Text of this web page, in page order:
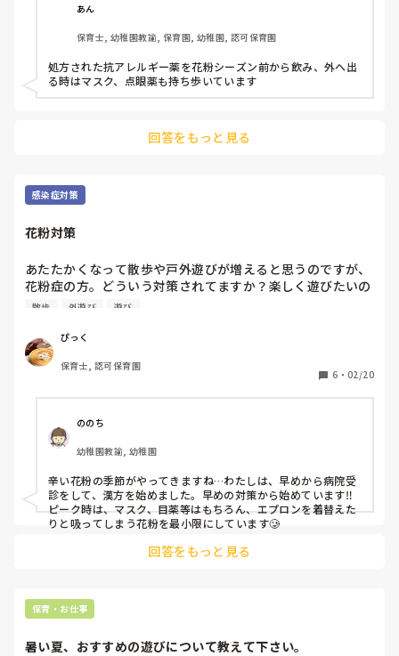
あん
保育士, 幼稚園教諭, 保育園, 幼稚園, 認可保育園
処方された抗アレルギー薬を花粉シーズン前から飲み、外へ出
る時はマスク、点眼薬も持ち歩いています
回答をもっと見る
感染症対策
花粉対策
あたたかくなって散歩や戸外遊びが増えると思うのですが、
花粉症の方。どういう対策されてますか？楽しく遊びたいの
にどうしても鼻が痒かったり、目が痒かったり、頭痛がした
散歩 外遊び 遊び
ぴっく
保育士, 認可保育園
6 ・ 02/20
ののち
幼稚園教諭, 幼稚園
辛い花粉の季節がやってきますね…わたしは、早めから病院受
診をして、漢方を始めました。早めの対策から始めています‼︎
ピーク時は、マスク、目薬等はもちろん、エプロンを着替えた
りと吸ってしまう花粉を最小限にしています🥲
回答をもっと見る
保育・お仕事
暑い夏、おすすめの遊びについて教えて下さい。